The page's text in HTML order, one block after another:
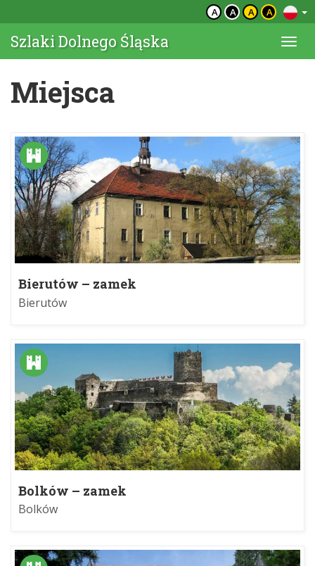
A A A A
Szlaki Dolnego Śląska
Miejsca
Bierutów – zamek
Bierutów
Bolków – zamek
Bolków